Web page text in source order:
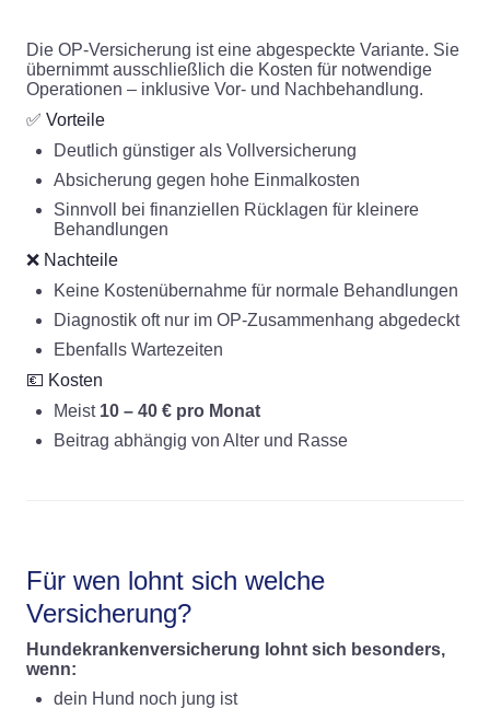
Die OP-Versicherung ist eine abgespeckte Variante. Sie
übernimmt ausschließlich die Kosten für notwendige
Operationen – inklusive Vor- und Nachbehandlung.
✅ Vorteile
Deutlich günstiger als Vollversicherung
Absicherung gegen hohe Einmalkosten
Sinnvoll bei finanziellen Rücklagen für kleinere
Behandlungen
❌ Nachteile
Keine Kostenübernahme für normale Behandlungen
Diagnostik oft nur im OP-Zusammenhang abgedeckt
Ebenfalls Wartezeiten
💶 Kosten
Meist 10 – 40 € pro Monat
Beitrag abhängig von Alter und Rasse
Für wen lohnt sich welche
Versicherung?
Hundekrankenversicherung lohnt sich besonders,
wenn:
dein Hund noch jung ist